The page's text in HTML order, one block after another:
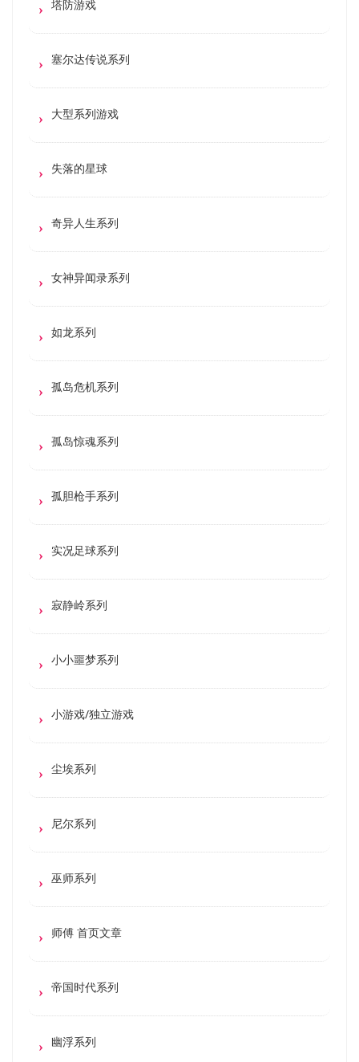
塔防游戏
塞尔达传说系列
大型系列游戏
失落的星球
奇异人生系列
女神异闻录系列
如龙系列
孤岛危机系列
孤岛惊魂系列
孤胆枪手系列
实况足球系列
寂静岭系列
小小噩梦系列
小游戏/独立游戏
尘埃系列
尼尔系列
巫师系列
师傅 首页文章
帝国时代系列
幽浮系列